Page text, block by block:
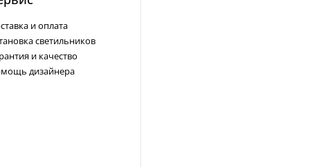
и оплата
светильников
и качество
дизайнера